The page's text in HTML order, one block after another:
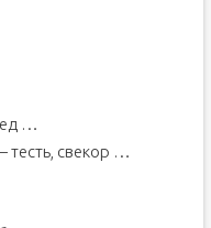
…
свекор …